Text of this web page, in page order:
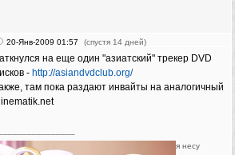
20-Янв-2009 01:57 (спустя 14 дней)
на еще один "азиатский" трекер DVD
- http://asiandvdclub.org/
там пока раздают инвайты на аналогичный
я несу